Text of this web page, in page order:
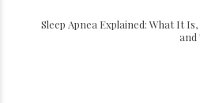
Sleep Apnea Explained: What It
and